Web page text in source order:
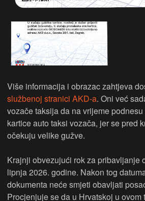
Više informacija i obrazac zahtjeva
službenoj stranici AKD-a. Oni već
vozače taksija da na vrijeme
kartice auto taksi vozača, jer se pred
očekuju velike gužve.
Krajnji obvezujući rok za pribavljanje
lipnja 2026. godine. Nakon tog
dokumenta neće smjeti obavljati
Procjenjuje se da u Hrvatskoj u ovom